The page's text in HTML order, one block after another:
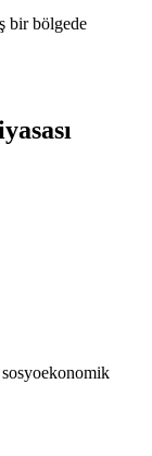
bir bölgede